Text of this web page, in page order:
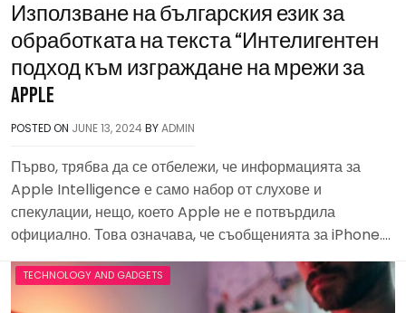
Използване на българския език за
обработката на текста “Интелигентен
подход към изграждане на мрежи за
Apple
POSTED ON JUNE 13, 2024BYADMIN
Първо, трябва да се отбележи, че информацията за
Apple Intelligence е само набор от слухове и
спекулации, нещо, което Apple не е потвърдила
официално. Това означава, че съобщенията за iPhone….
TECHNOLOGY AND GADGETS